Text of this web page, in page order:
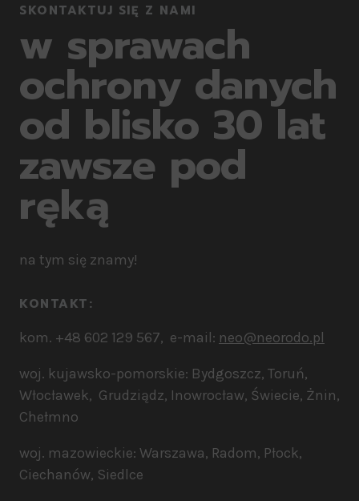
SKONTAKTUJ SIĘ Z NAMI
w sprawach
ochrony danych
od blisko 30 lat
zawsze pod
ręką
na tym się znamy!
KONTAKT:​
kom. +48 602 129 567, e-mail: neo@neorodo.pl
woj. kujawsko-pomorskie: Bydgoszcz, Toruń,
Włocławek, Grudziądz, Inowrocław, Świecie, Żnin,
Chełmno
woj. mazowieckie: Warszawa, Radom, Płock,
Ciechanów, Siedlce